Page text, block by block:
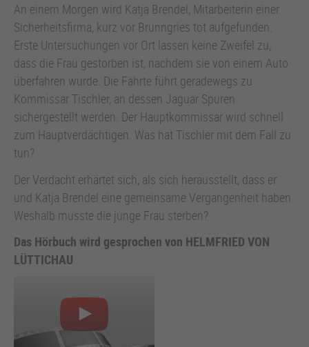
An einem Morgen wird Katja Brendel, Mitarbeiterin einer
Sicherheitsfirma, kurz vor Brunngries tot aufgefunden.
Erste Untersuchungen vor Ort lassen keine Zweifel zu,
dass die Frau gestorben ist, nachdem sie von einem Auto
überfahren wurde. Die Fährte führt geradewegs zu
Kommissar Tischler, an dessen Jaguar Spuren
sichergestellt werden. Der Hauptkommissar wird schnell
zum Hauptverdächtigen. Was hat Tischler mit dem Fall zu
tun?
Der Verdacht erhärtet sich, als sich herausstellt, dass er
und Katja Brendel eine gemeinsame Vergangenheit haben.
Weshalb musste die junge Frau sterben?
Das Hörbuch wird gesprochen von HELMFRIED VON
LÜTTICHAU